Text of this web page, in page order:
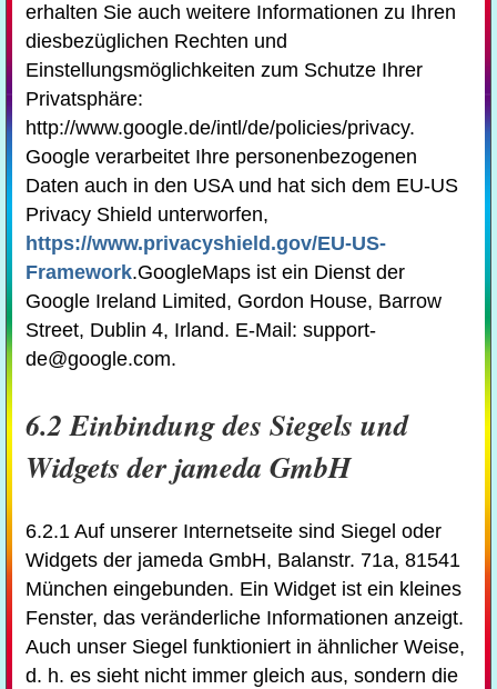
erhalten Sie auch weitere Informationen zu Ihren
diesbezüglichen Rechten und
Einstellungsmöglichkeiten zum Schutze Ihrer
Privatsphäre:
http://www.google.de/intl/de/policies/privacy.
Google verarbeitet Ihre personenbezogenen
Daten auch in den USA und hat sich dem EU-US
Privacy Shield unterworfen,
https://www.privacyshield.gov/EU-US-
Framework.GoogleMaps ist ein Dienst der
Google Ireland Limited, Gordon House, Barrow
Street, Dublin 4, Irland. E-Mail: support-
de@google.com.
6.2 Einbindung des Siegels und
Widgets der jameda GmbH
6.2.1 Auf unserer Internetseite sind Siegel oder
Widgets der jameda GmbH, Balanstr. 71a, 81541
München eingebunden. Ein Widget ist ein kleines
Fenster, das veränderliche Informationen anzeigt.
Auch unser Siegel funktioniert in ähnlicher Weise,
d. h. es sieht nicht immer gleich aus, sondern die